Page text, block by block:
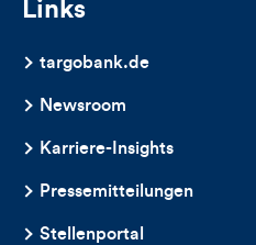
Links
targobank.de
Newsroom
Karriere-Insights
Pressemitteilungen
Stellenportal